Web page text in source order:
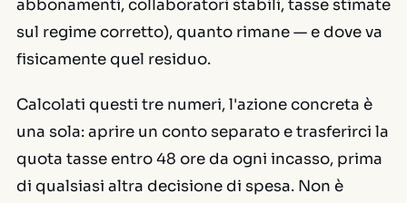
abbonamenti, collaboratori stabili, tasse stimate
sul regime corretto), quanto rimane — e dove va
fisicamente quel residuo.
Calcolati questi tre numeri, l'azione concreta è
una sola: aprire un conto separato e trasferirci la
quota tasse entro 48 ore da ogni incasso, prima
di qualsiasi altra decisione di spesa. Non è